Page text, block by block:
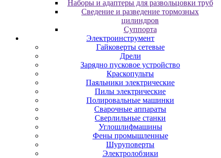
Наборы и адаптеры для развольцовки труб
Сведение и разведение тормозных
цилиндров
Суппорта
Электроинструмент
Гайковерты сетевые
Дрели
Зарядно пусковое устройство
Краскопульты
Паяльники электрические
Пилы электрические
Полировальные машинки
Сварочные аппараты
Сверлильные станки
Углошлифмашины
Фены промышленные
Шуруповерты
Электролобзики